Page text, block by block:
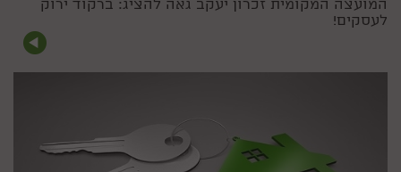
המועצה המקומית זכרון יעקב גאה להציג: ברקוד ירוק
לעסקים!